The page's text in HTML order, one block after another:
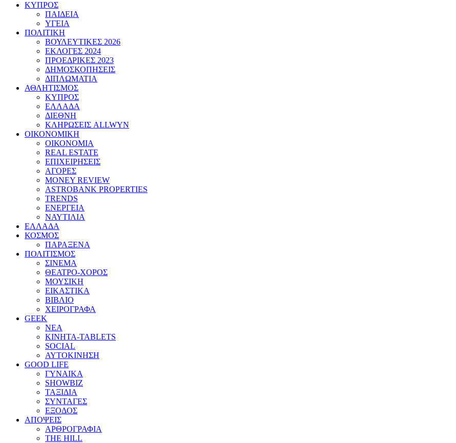
ΚΥΠΡΟΣ
ΠΑΙΔΕΙΑ
ΥΓΕΙΑ
ΠΟΛΙΤΙΚΗ
ΒΟΥΛΕΥΤΙΚΕΣ 2026
ΕΚΛΟΓΕΣ 2024
ΠΡΟΕΔΡΙΚΕΣ 2023
ΔΗΜΟΣΚΟΠΗΣΕΙΣ
ΔΙΠΛΩΜΑΤΙΑ
ΑΘΛΗΤΙΣΜΟΣ
ΚΥΠΡΟΣ
ΕΛΛΑΔΑ
ΔΙΕΘΝΗ
ΚΛΗΡΩΣΕΙΣ ALLWYN
ΟΙΚΟΝΟΜΙΚΗ
ΟΙΚΟΝΟΜΙΑ
REAL ESTATE
ΕΠΙΧΕΙΡΗΣΕΙΣ
ΑΓΟΡΕΣ
MONEY REVIEW
ASTROBANK PROPERTIES
TRENDS
ΕΝΕΡΓΕΙΑ
ΝΑΥΤΙΛΙΑ
ΕΛΛΑΔΑ
ΚΟΣΜΟΣ
ΠΑΡΑΞΕΝΑ
ΠΟΛΙΤΙΣΜΟΣ
ΣΙΝΕΜΑ
ΘΕΑΤΡΟ-ΧΟΡΟΣ
ΜΟΥΣΙΚΗ
ΕΙΚΑΣΤΙΚΑ
ΒΙΒΛΙΟ
ΧΕΙΡΟΓΡΑΦΑ
GEEK
ΝΕΑ
ΚΙΝΗΤΑ-TABLETS
SOCIAL
ΑΥΤΟΚΙΝΗΣΗ
GOOD LIFE
ΓΥΝΑΙΚΑ
SHOWBIZ
ΤΑΞΙΔΙΑ
ΣΥΝΤΑΓΕΣ
ΕΞΟΔΟΣ
ΑΠΟΨΕΙΣ
ΑΡΘΡΟΓΡΑΦΙΑ
THE HILL